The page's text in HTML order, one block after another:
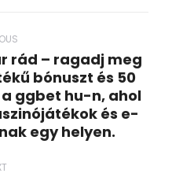
rád – ragadj meg
bónuszt és 50
ggbet hu-n, ahol
és e-
egy helyen.